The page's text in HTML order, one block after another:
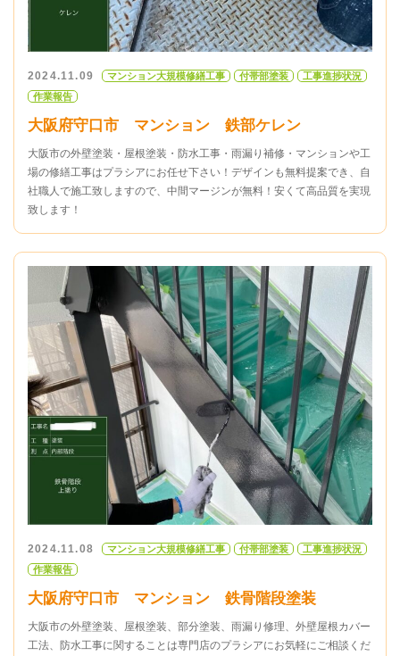
2024.11.09 マンション大規模修繕工事 付帯部塗装
工事進捗状況
作業報告
大阪府守口市 マンション 鉄部ケレン
大阪市の外壁塗装・屋根塗装・防水工事・雨漏り補修・マンションや工
場の修繕工事はプラシアにお任せ下さい！デザインも無料提案でき、自
社職人で施工致しますので、中間マージンが無料！安くて高品質を実現
致します！
2024.11.08 マンション大規模修繕工事 付帯部塗装
工事進捗状況
作業報告
大阪府守口市 マンション 鉄骨階段塗装
大阪市の外壁塗装、屋根塗装、部分塗装、雨漏り修理、外壁屋根カバー
工法、防水工事に関することは専門店のプラシアにお気軽にご相談くだ